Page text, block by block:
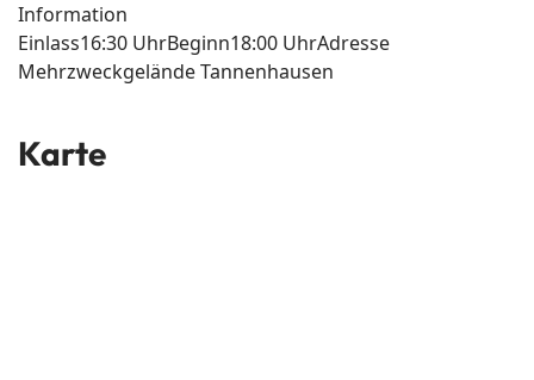
Information
Einlass16:30 UhrBeginn18:00 UhrAdresse
Mehrzweckgelände Tannenhausen
Karte